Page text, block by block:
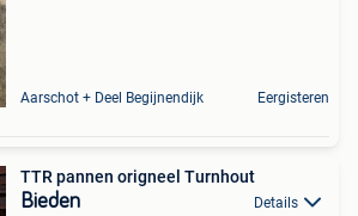
Aarschot + Deel Begijnendijk Eergisteren
TTR pannen origneel Turnhout
Bieden Details